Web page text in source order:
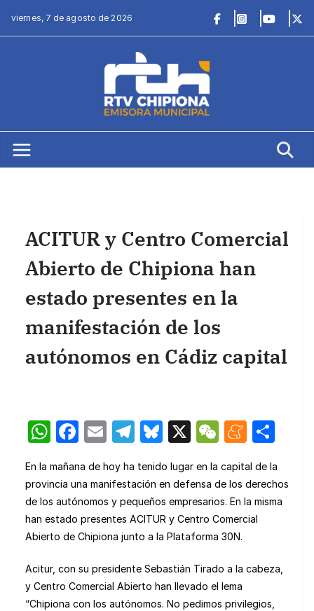
viernes, 7 de agosto de 2026
ACITUR y Centro Comercial
Abierto de Chipiona han
estado presentes en la
manifestación de los
autónomos en Cádiz capital
W
at
s
A
p
p
F
c
e
b
o
o
k
E
ail
T
e
gr
a
m
Bl
e
s
k
y
X
W
C
h
at
M
n
e
a
e
m
p
En la mañana de hoy ha tenido lugar en la capital de la
provincia una manifestación en defensa de los derechos
de los autónomos y pequeños empresarios. En la misma
han estado presentes ACITUR y Centro Comercial
Abierto de Chipiona junto a la Plataforma 30N.
Acitur, con su presidente Sebastián Tirado a la cabeza,
y Centro Comercial Abierto han llevado el lema
“Chipiona con los autónomos. No pedimos privilegios,